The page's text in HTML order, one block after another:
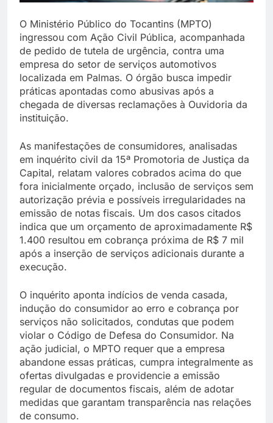
O Ministério Público do Tocantins (MPTO)
ingressou com Ação Civil Pública, acompanhada
de pedido de tutela de urgência, contra uma
empresa do setor de serviços automotivos
localizada em Palmas. O órgão busca impedir
práticas apontadas como abusivas após a
chegada de diversas reclamações à Ouvidoria da
instituição.
As manifestações de consumidores, analisadas
em inquérito civil da 15ª Promotoria de Justiça da
Capital, relatam valores cobrados acima do que
fora inicialmente orçado, inclusão de serviços sem
autorização prévia e possíveis irregularidades na
emissão de notas fiscais. Um dos casos citados
indica que um orçamento de aproximadamente R$
1.400 resultou em cobrança próxima de R$ 7 mil
após a inserção de serviços adicionais durante a
execução.
O inquérito aponta indícios de venda casada,
indução do consumidor ao erro e cobrança por
serviços não solicitados, condutas que podem
violar o Código de Defesa do Consumidor. Na
ação judicial, o MPTO requer que a empresa
abandone essas práticas, cumpra integralmente as
ofertas divulgadas e providencie a emissão
regular de documentos fiscais, além de adotar
medidas que garantam transparência nas relações
de consumo.